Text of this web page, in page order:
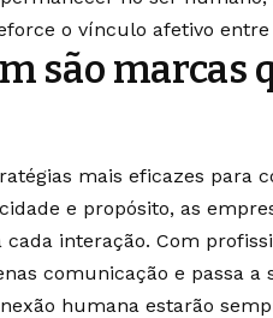
o vínculo afetivo
são marcas
mais eficazes para
e propósito, as
interação. Com
comunicação e passa a
humana estarão